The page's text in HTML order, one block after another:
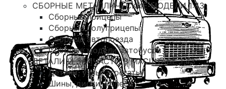
СБОРНЫЕ МЕТАЛЛИЧЕСКИЕ МОДЕЛИ 1:43
Сборные прицепы
Сборные полуприцепы
Сборные автопоезда
Сборные модели автобусов
ДЕТАЛИ И ЗАПЧАСТИ В МАСШТАБЕ 1:43
Детали, узлы, агрегаты
Шины, диски, колеса